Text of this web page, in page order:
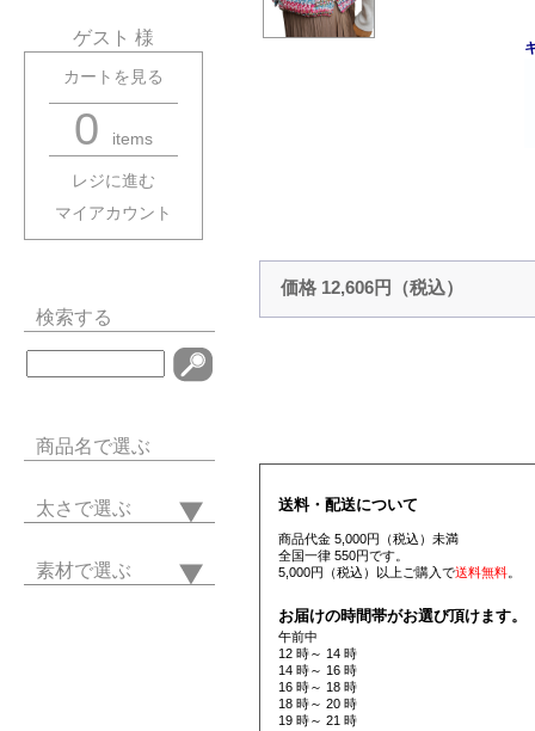
ゲスト 様
カートを見る
0 items
レジに進む
マイアカウント
検索する
商品名で選ぶ
太さで選ぶ
素材で選ぶ
価格 12,606円（税込）
送料・配送について
商品代金 5,000円（税込）未満
全国一律 550円です。
5,000円（税込）以上ご購入で送料無料。
お届けの時間帯がお選び頂けます。
午前中
12 時～ 14 時
14 時～ 16 時
16 時～ 18 時
18 時～ 20 時
19 時～ 21 時